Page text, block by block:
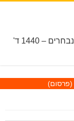
חדשות, מבזקי חדשות ומאמרים ממקורות נבחרים – 1440 ד'
(פרסום)